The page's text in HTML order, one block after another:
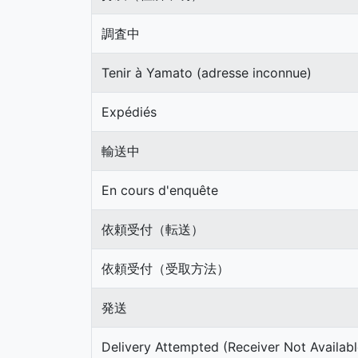
調査中
Tenir à Yamato (adresse inconnue)
Expédiés
輸送中
En cours d'enquête
依頼受付（転送）
依頼受付（受取方法）
発送
Delivery Attempted (Receiver Not